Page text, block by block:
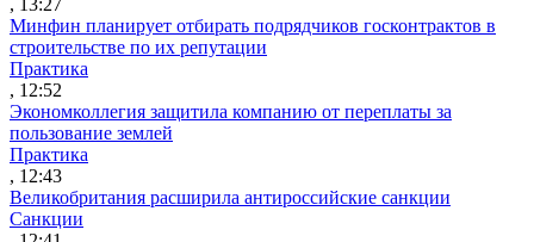
Минфин планирует отбирать подрядчиков госконтрактов в
строительстве по их репутации
Практика
, 12:52
Экономколлегия защитила компанию от переплаты за
пользование землей
Практика
, 12:43
Великобритания расширила антироссийские санкции
Санкции